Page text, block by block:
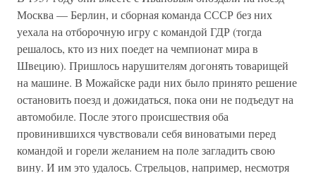
Москва — Берлин, и сборная команда СССР без них
уехала на отборочную игру с командой ГДР (тогда
решалось, кто из них поедет на чемпионат мира в
Швецию). Пришлось нарушителям догонять товарищей
на машине. В Можайске ради них было принято решение
остановить поезд и дожидаться, пока они не подъедут на
автомобиле. После этого происшествия оба
провинившихся чувствовали себя виноватыми перед
командой и горели желанием на поле загладить свою
вину. И им это удалось. Стрельцов, например, несмотря